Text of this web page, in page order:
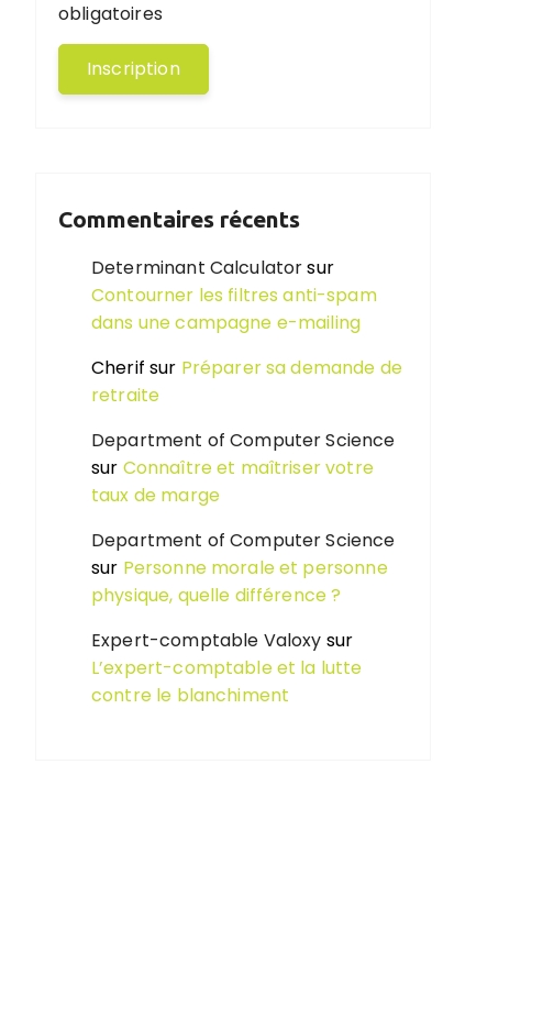
obligatoires
Commentaires récents
Determinant Calculatorsur
Contourner les filtres anti-spam
dans une campagne e-mailing
Cherif sur Préparer sa demande de
retraite
Department of Computer Science
sur Connaître et maîtriser votre
taux de marge
Department of Computer Science
sur Personne morale et personne
physique, quelle différence ?
Expert-comptable Valoxy sur
L’expert-comptable et la lutte
contre le blanchiment